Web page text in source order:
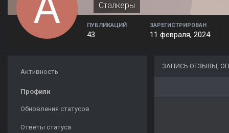
Сталкеры
ПУБЛИКАЦИЙ
43
ЗАРЕГИСТРИРОВАН
11 февраля, 2024
Активность
Профили
Обновления статусов
Ответы статуса
ЗАПИСЬ ОТЗЫВЫ,